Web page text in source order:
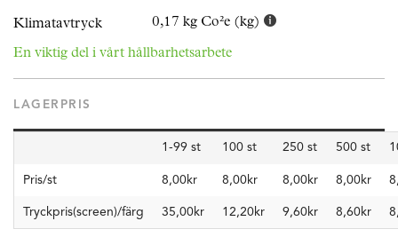
Klimatavtryck
0,17 kg Co²e (kg)
En viktig del i vårt hållbarhetsarbete
LAGERPRIS
1-99 st 100 st 250 st 500 st
Pris/st 8,00kr 8,00kr 8,00kr 8,00kr
Tryckpris(screen)/färg 35,00kr 12,20kr 9,60kr 8,60kr